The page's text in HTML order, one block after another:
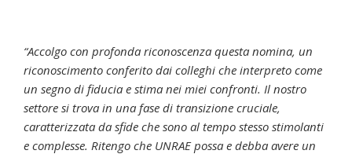
“Accolgo con profonda riconoscenza questa nomina, un
riconoscimento conferito dai colleghi che interpreto come
un segno di fiducia e stima nei miei confronti. Il nostro
settore si trova in una fase di transizione cruciale,
caratterizzata da sfide che sono al tempo stesso stimolanti
e complesse. Ritengo che UNRAE possa e debba avere un